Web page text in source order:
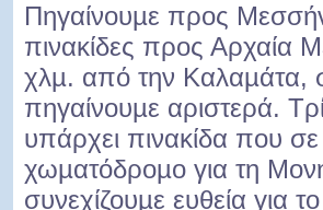
Πηγαίνουµε προς
πινακίδες προς Αρχαία
χλµ. από την Καλαµάτα,
πηγαίνουµε αριστερά.
υπάρχει πινακίδα που σε
χωµατόδροµο για τη
συνεχίζουµε ευθεία για